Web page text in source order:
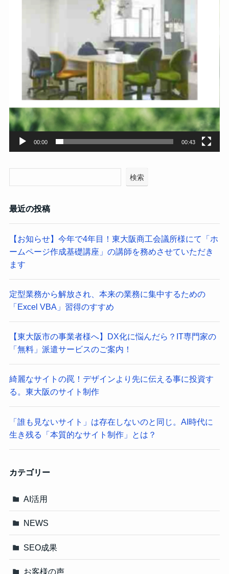
00:00 00:43
検索
最近の投稿
【お知らせ】今年で4年目！東大阪商工会議所様にて「ホ
ームページ作成基礎講座」の講師を務めさせていただき
ます
定型業務から解放され、本来の業務に集中するための
「Excel VBA」習得のすすめ
【東大阪市の事業者様へ】DX化に悩んだら？IT専門家の
「無料」派遣サービスのご案内！
綺麗なサイトの罠！デザインより先に伝える事に投資す
る。東大阪のサイト制作
「誰も見ないサイト」は存在しないのと同じ。AI時代に
生き残る「本質的なサイト制作」とは？
カテゴリー
AI活用
NEWS
SEO成果
お客様の声